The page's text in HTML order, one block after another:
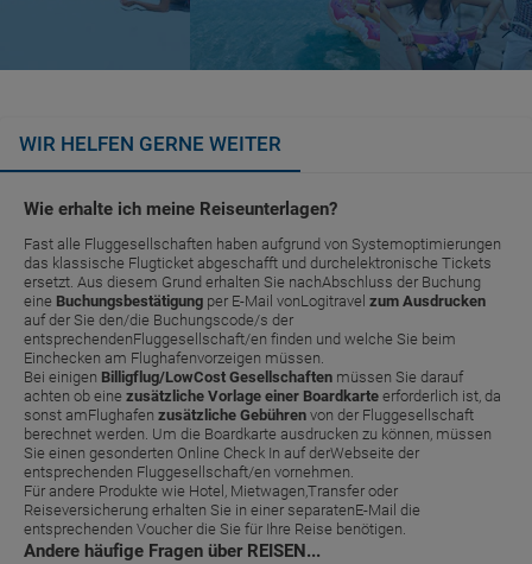
WIR HELFEN GERNE WEITER
Wie erhalte ich meine Reiseunterlagen?
Fast alle Fluggesellschaften haben aufgrund von Systemoptimierungen
das klassische Flugticket abgeschafft und durchelektronische Tickets
ersetzt. Aus diesem Grund erhalten Sie nachAbschluss der Buchung
eine Buchungsbestätigung per E-Mail vonLogitravel zum Ausdrucken
auf der Sie den/die Buchungscode/s der
entsprechendenFluggesellschaft/en finden und welche Sie beim
Einchecken am Flughafenvorzeigen müssen.
Bei einigen Billigflug/LowCost Gesellschaften müssen Sie darauf
achten ob eine zusätzliche Vorlage einer Boardkarte erforderlich ist, da
sonst amFlughafen zusätzliche Gebühren von der Fluggesellschaft
berechnet werden. Um die Boardkarte ausdrucken zu können, müssen
Sie einen gesonderten Online Check In auf derWebseite der
entsprechenden Fluggesellschaft/en vornehmen.
Für andere Produkte wie Hotel, Mietwagen,Transfer oder
Reiseversicherung erhalten Sie in einer separatenE-Mail die
entsprechenden Voucher die Sie für Ihre Reise benötigen.
Andere häufige Fragen über REISEN...